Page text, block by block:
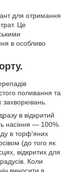
для отримання
Це
в особливо
поливання та
захворювань.
в відкритий
насіння — 100%.
в торф'яних
(до того як
відкритих для
Коли